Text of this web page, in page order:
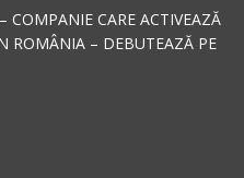
COMPANIE CARE ACTIVEAZĂ
ROMÂNIA – DEBUTEAZĂ PE